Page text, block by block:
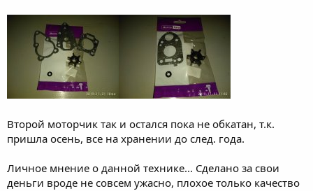
Второй моторчик так и остался пока не обкатан, т.к.
пришла осень, все на хранении до след. года.
Личное мнение о данной технике... Сделано за свои
деньги вроде не совсем ужасно, плохое только качество